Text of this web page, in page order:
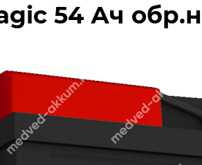
54 Ач